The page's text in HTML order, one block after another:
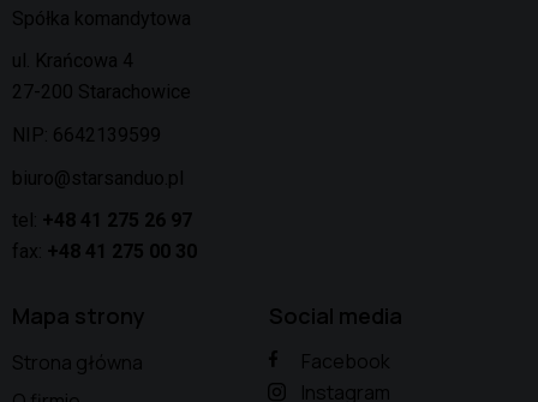
Spółka komandytowa
ul. Krańcowa 4
27-200 Starachowice
NIP: 6642139599
biuro@starsanduo.pl
tel: +48 41 275 26 97
fax: +48 41 275 00 30
Mapa strony
Strona główna
Social media
Facebook
Instagram